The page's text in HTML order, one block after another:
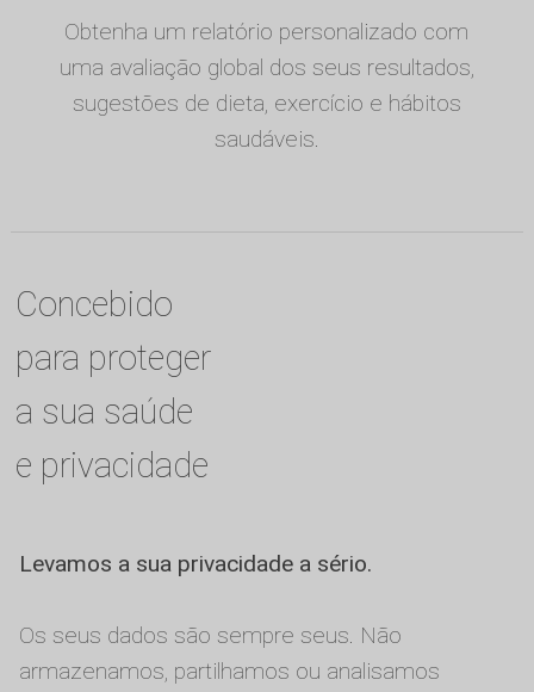
Obtenha um relatório personalizado com
uma avaliação global dos seus resultados,
sugestões de dieta, exercício e hábitos
saudáveis.
Concebido
para proteger
a sua saúde
e privacidade
Levamos a sua privacidade a sério.
Os seus dados são sempre seus. Não
armazenamos, partilhamos ou analisamos